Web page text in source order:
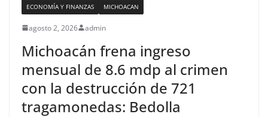
ECONOMÍA Y FINANZAS MICHOACAN
agosto 2, 2026 admin
Michoacán frena ingreso
mensual de 8.6 mdp al crimen
con la destrucción de 721
tragamonedas: Bedolla